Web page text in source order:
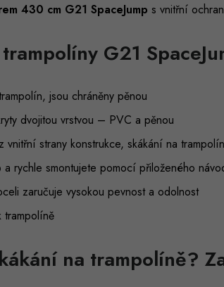
430 cm G21 SpaceJump s vnitřní
G21
jsou chráněny pěnou
dvojitou vrstvou – PVC a pěnou
strany konstrukce, skákání na
rychle smontujete pomocí přiloženého
zaručuje vysokou pevnost a odolnost
na trampolíně?